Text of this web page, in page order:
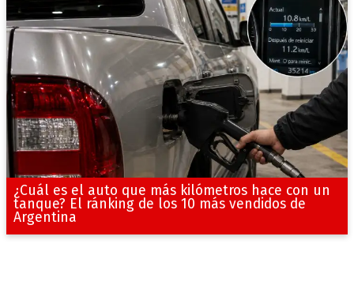
¿Cuál es el auto que más kilómetros hace con un
tanque? El ránking de los 10 más vendidos de
Argentina